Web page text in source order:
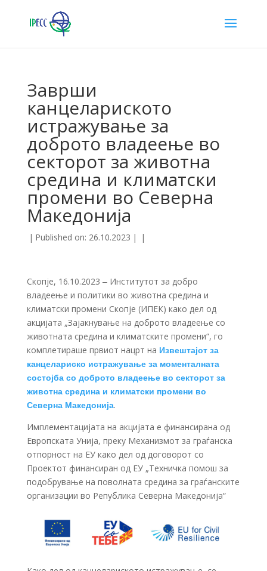
Заврши
канцелариското
истражување за
доброто владеење во
секторот за животна
средина и климатски
промени во Северна
Македонија
| Published on: 26.10.2023 | |
Скопје, 16.10.2023 ‒ Институтот за добро
владеење и политики во животна средина и
климатски промени Скопје (ИПЕК) како дел од
акцијата „Зајакнување на доброто владеење со
животната средина и климатските промени“, го
комплетираше првиот нацрт на Извештајот за
канцелариско истражување за моменталната
состојба со доброто владеење во секторот за
животна средина и климатски промени во
Северна Македонија.
Имплементацијата на акцијата е финансирана од
Европската Унија, преку Механизмот за граѓанска
отпорност на ЕУ како дел од договорот со
Проектот финансиран од ЕУ „Техничка помош за
подобрување на поволната средина за граѓанските
организации во Република Северна Македонија“